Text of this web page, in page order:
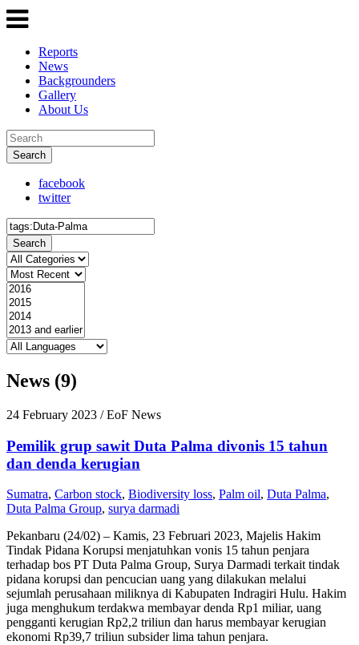
Reports
News
Backgrounders
Gallery
About Us
Search
facebook
twitter
Search
News (9)
24 February 2023 / EoF News
Pemilik grup sawit Duta Palma divonis 15 tahun
dan denda kerugian
Sumatra, Carbon stock, Biodiversity loss, Palm oil, Duta Palma,
Duta Palma Group, surya darmadi
Pekanbaru (24/02) – Kamis, 23 Februari 2023, Majelis Hakim
Tindak Pidana Korupsi menjatuhkan vonis 15 tahun penjara
terhadap bos PT Duta Palma Group, Surya Darmadi terkait tindak
pidana korupsi dan pencucian uang yang dilakukan melalui
sejumlah perusahaan miliknya di Kabupaten Indragiri Hulu. Hakim
juga menghukum terdakwa membayar denda Rp1 miliar, uang
pengganti kerugian Rp2,2 triliun dan harus membayar kerugian
ekonomi Rp39,7 triliun subsider lima tahun penjara.